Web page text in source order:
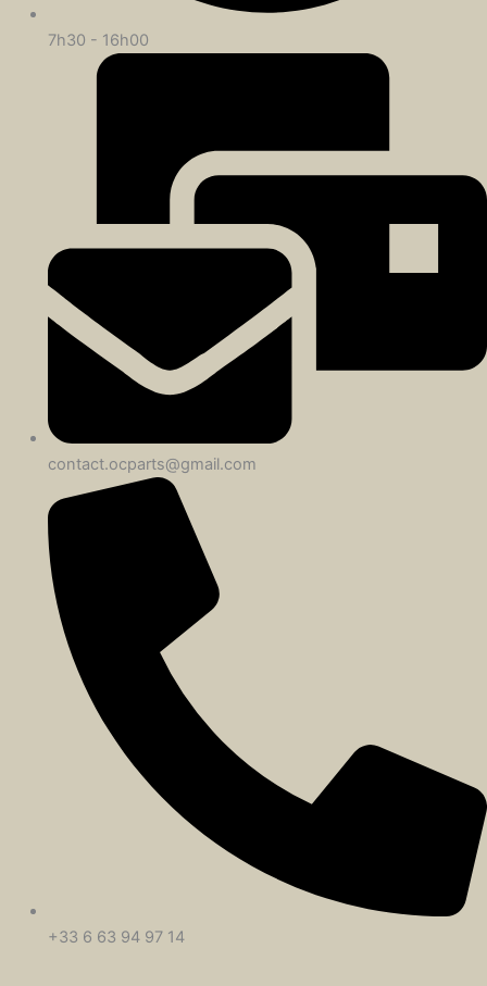
7h30 - 16h00
contact.ocparts@gmail.com
+33 6 63 94 97 14